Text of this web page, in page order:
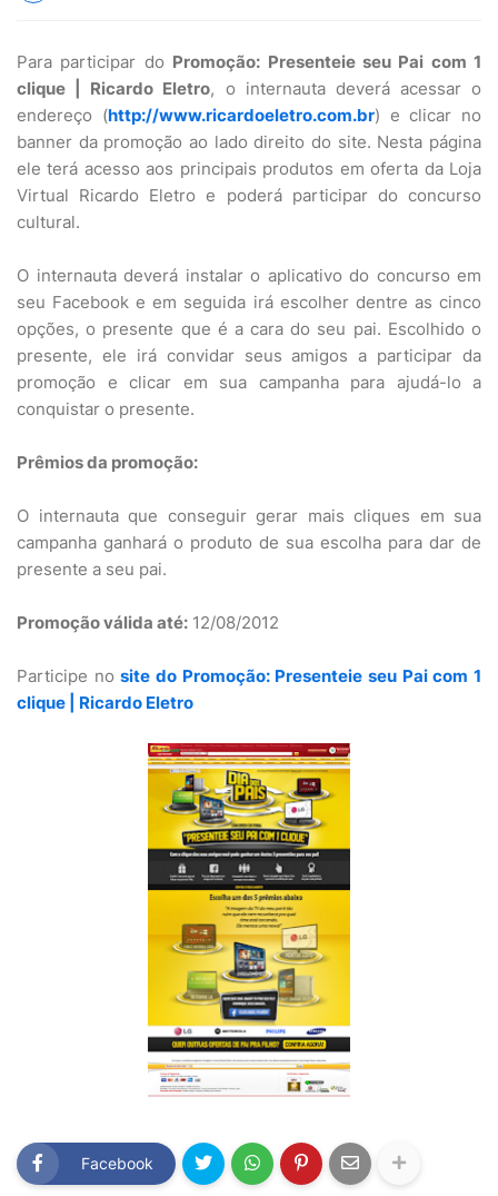
Para participar do Promoção: Presenteie seu Pai com 1
clique | Ricardo Eletro, o internauta deverá acessar o
endereço (http://www.ricardoeletro.com.br) e clicar no
banner da promoção ao lado direito do site. Nesta página
ele terá acesso aos principais produtos em oferta da Loja
Virtual Ricardo Eletro e poderá participar do concurso
cultural.
O internauta deverá instalar o aplicativo do concurso em
seu Facebook e em seguida irá escolher dentre as cinco
opções, o presente que é a cara do seu pai. Escolhido o
presente, ele irá convidar seus amigos a participar da
promoção e clicar em sua campanha para ajudá-lo a
conquistar o presente.
Prêmios da promoção:
O internauta que conseguir gerar mais cliques em sua
campanha ganhará o produto de sua escolha para dar de
presente a seu pai.
Promoção válida até: 12/08/2012
Participe nosite do Promoção: Presenteie seu Pai com 1
clique | Ricardo Eletro
Facebook